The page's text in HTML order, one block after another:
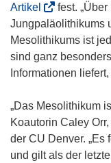
Artikel
ö
f
f
n
t
i
n
n
fest.
Jungpaläolithikums
Mesolithikums ist
sind ganz
Informationen
„Das Mesolithikum
Koautorin Caley
der CU Denver. „Es
und gilt als der